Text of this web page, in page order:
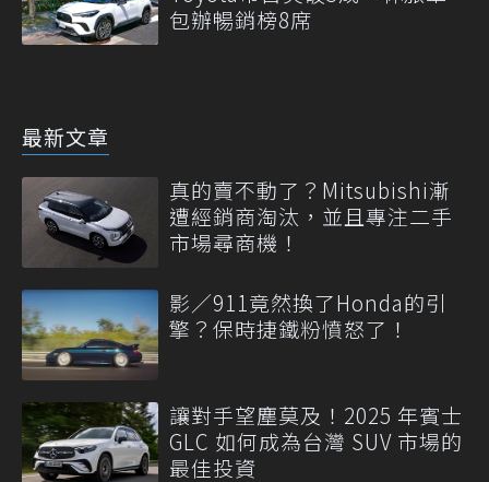
包辦暢銷榜8席
最新文章
真的賣不動了？Mitsubishi漸
遭經銷商淘汰，並且專注二手
市場尋商機！
影／911竟然換了Honda的引
擎？保時捷鐵粉憤怒了！
讓對手望塵莫及！2025 年賓士
GLC 如何成為台灣 SUV 市場的
最佳投資